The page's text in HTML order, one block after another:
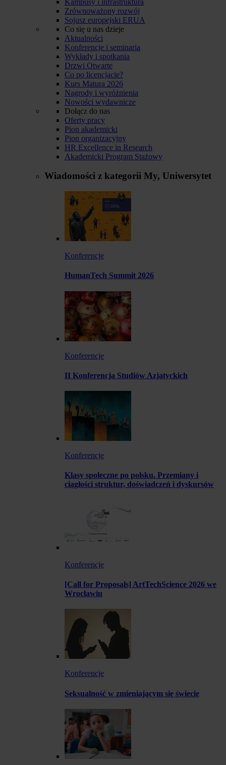
Zrównoważony rozwój
Sojusz europejski ERUA
Co się u nas dzieje
Aktualności
Konferencje i seminaria
Wykłady i spotkania
Drzwi Otwarte
Co po licencjacie?
Kurs Matura 2026
Nagrody i wyróżnienia
Nowości wydawnicze
Dołącz do nas
Oferty pracy
Pion akademicki
Pion organizacyjny
HR Excellence in Research
Akademicki Program Stażowy
Wiadomości z kategorii My, Uniwersytet
Konferencje
HumanTech Summit 2026
Konferencje
II Konferencja Studiów Azjatyckich
Konferencje
Klasy społeczne po polsku. Przemiany i
ciągłości struktur, doświadczeń i dyskursów
Konferencje
[Call for Proposals] ArtTechScience 2026 we
Wrocławiu
Konferencje
Seksualność w zmieniającym się świecie